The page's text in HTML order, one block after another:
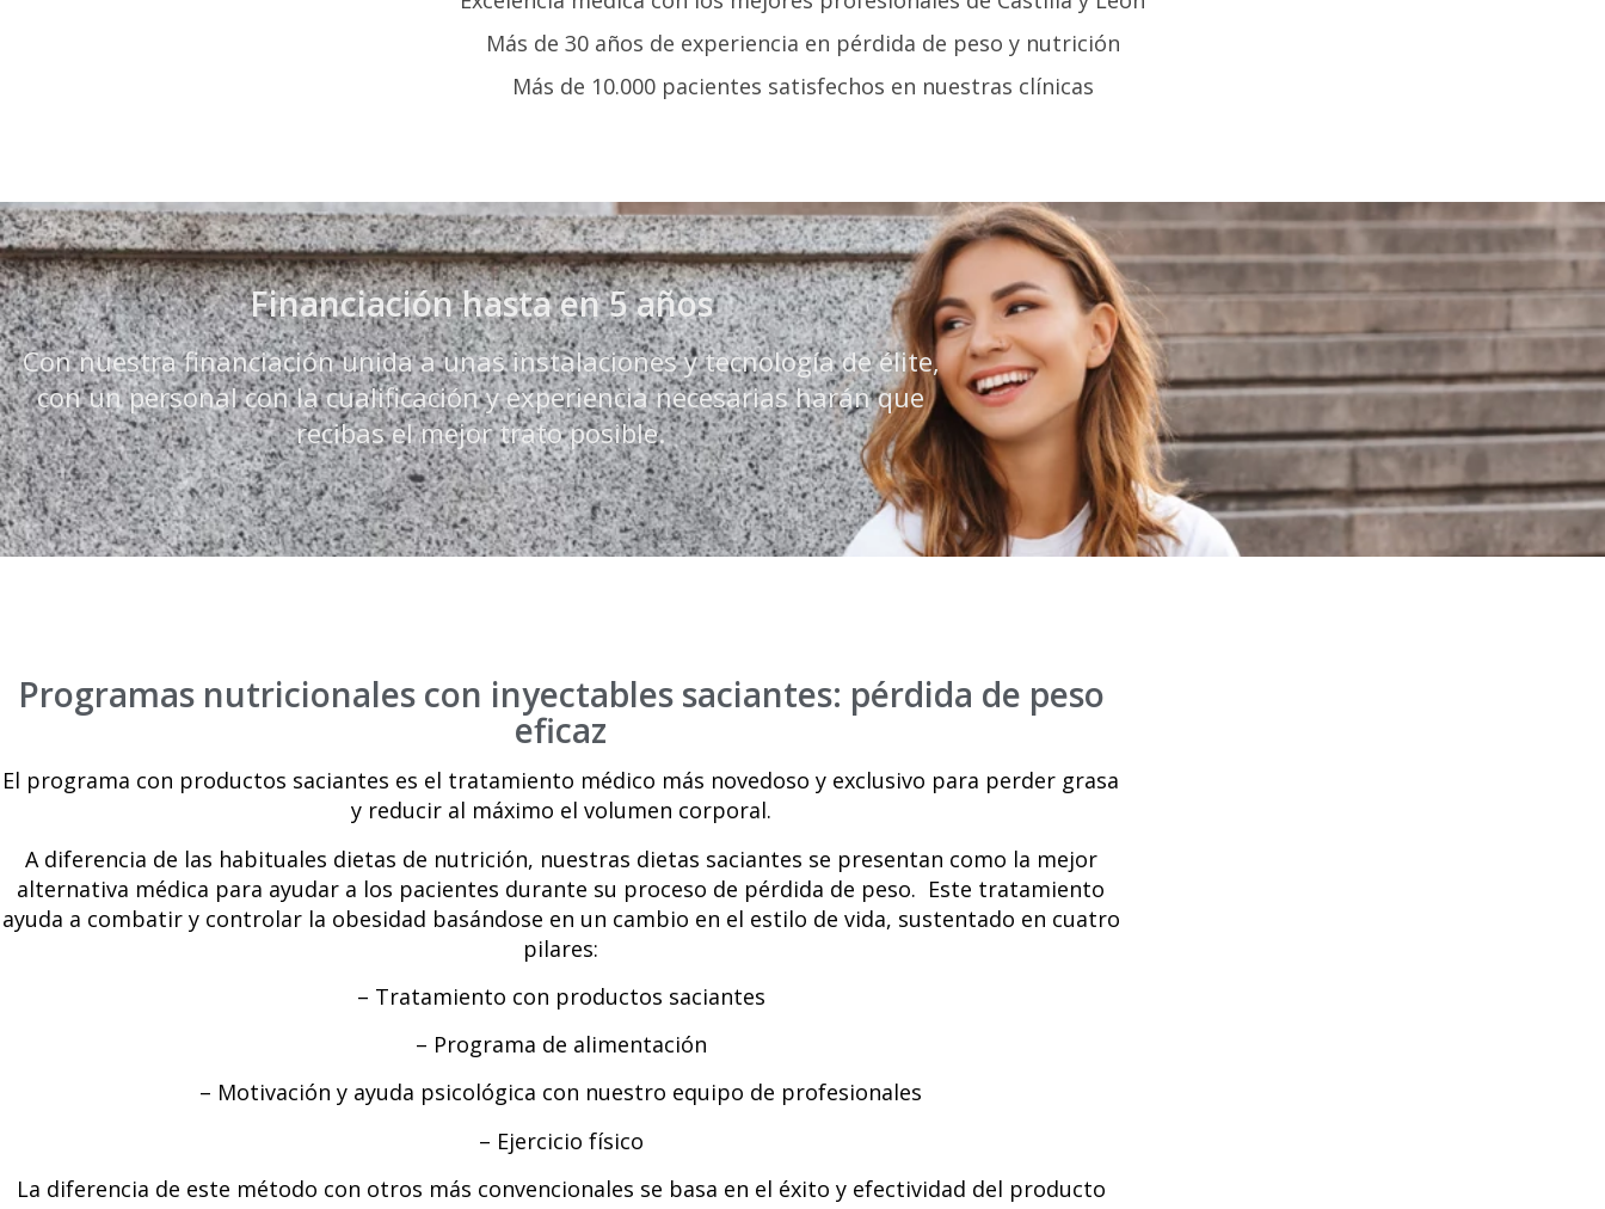
Más de 30 años de experiencia en pérdida de peso y nutrición
Más de 10.000 pacientes satisfechos en nuestras clínicas
Financiación hasta en 5 años
Con nuestra financiación unida a unas instalaciones y tecnología de élite,
con un personal con la cualificación y experiencia necesarias harán que
recibas el mejor trato posible.
Programas nutricionales con inyectables saciantes: pérdida de peso
eficaz
El programa con productos saciantes es el tratamiento médico más novedoso y exclusivo para perder grasa
y reducir al máximo el volumen corporal.
A diferencia de las habituales dietas de nutrición, nuestras dietas saciantes se presentan como la mejor
alternativa médica para ayudar a los pacientes durante su proceso de pérdida de peso. Este tratamiento
ayuda a combatir y controlar la obesidad basándose en un cambio en el estilo de vida, sustentado en cuatro
pilares:
– Tratamiento con productos saciantes
– Programa de alimentación
– Motivación y ayuda psicológica con nuestro equipo de profesionales
– Ejercicio físico
La diferencia de este método con otros más convencionales se basa en el éxito y efectividad del producto